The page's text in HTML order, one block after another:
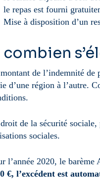
le repas est fourni
Mise à disposition d’un
combien
de l’indemnité de
d’une région à l’autre.
de la sécurité
sociales.
l’année 2020, le
€, l’excédent est